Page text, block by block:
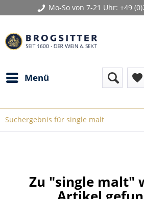
Mo-So von 7-21 Uhr: +49
Menü favorite
Suchergebnis für single malt
Zu "single malt"